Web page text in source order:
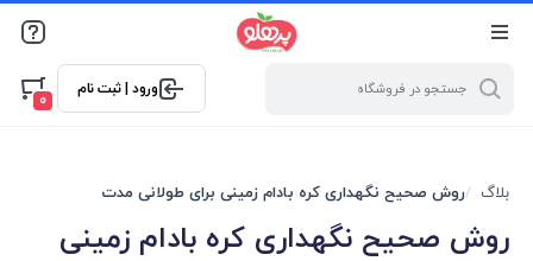
@media screen and (max-width: 500px) { .w-ch{bottom: 125px
!important; left:5px !important;} }
ورود | ثبت نام
0
بلاگ روش صحیح نگهداری کره بادام زمینی برای طولانی مدت
روش صحیح نگهداری کره بادام زمینی